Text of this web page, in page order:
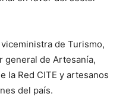
de Turismo,
general de Artesanía,
la Red CITE y artesanos
del país.